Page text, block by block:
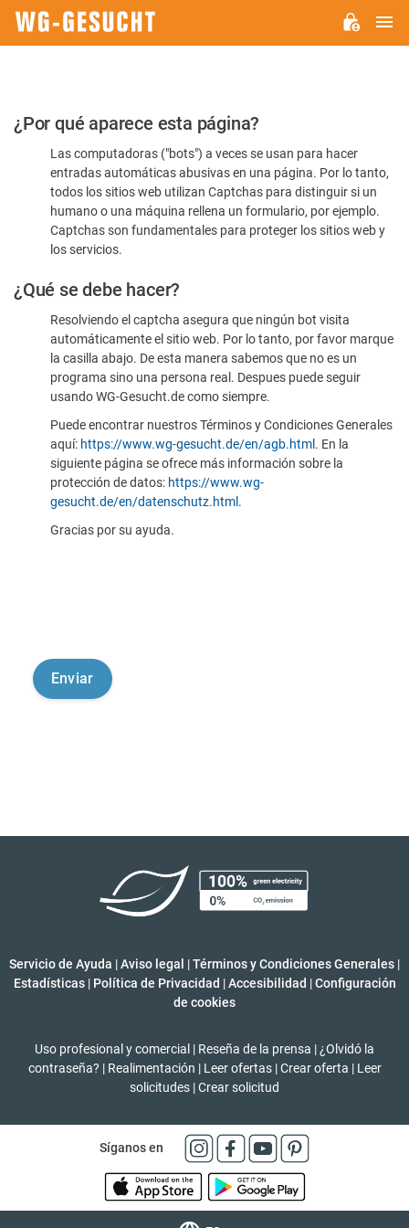
Por
favor,
confirme
humano
¿Por qué aparece esta página?
Las computadoras ("bots") a veces se usan para hacer
entradas automáticas abusivas en una página. Por lo tanto,
todos los sitios web utilizan Captchas para distinguir si un
humano o una máquina rellena un formulario, por ejemplo.
Captchas son fundamentales para proteger los sitios web y
los servicios.
¿Qué se debe hacer?
Resolviendo el captcha asegura que ningún bot visita
automáticamente el sitio web. Por lo tanto, por favor marque
la casilla abajo. De esta manera sabemos que no es un
programa sino una persona real. Despues puede seguir
usando WG-Gesucht.de como siempre.
Puede encontrar nuestros Términos y Condiciones Generales
aquí: https://www.wg-gesucht.de/en/agb.html . En la
siguiente página se ofrece más información sobre la
protección de datos: https://www.wg-
gesucht.de/en/datenschutz.html .
Gracias por su ayuda.
Servicio de Ayuda |Aviso legal |Términos y Condiciones Generales |
Estadísticas | Política de Privacidad | Accesibilidad | Configuración
de cookies
Uso profesional y comercial | Reseña de la prensa | ¿Olvidó la
contraseña? | Realimentación | Leer ofertas | Crear oferta | Leer
solicitudes |Crear solicitud
Síganos en